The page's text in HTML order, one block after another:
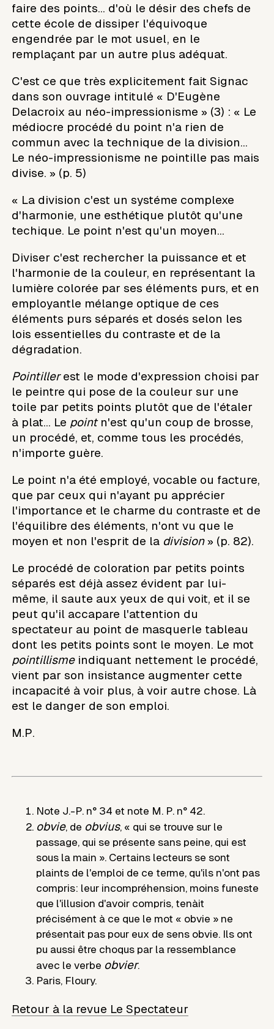
faire des points... d'où le désir des chefs de
cette école de dissiper l'équivoque
engendrée par le mot usuel, en le
remplaçant par un autre plus adéquat.
C'est ce que très explicitement fait Signac
dans son ouvrage intitulé « D'Eugène
Delacroix au néo-impressionisme » (3) : « Le
médiocre procédé du point n'a rien de
commun avec la technique de la division...
Le néo-impressionisme ne pointille pas mais
divise. » (p. 5)
« La division c'est un systéme complexe
d'harmonie, une esthétique plutôt qu'une
techique. Le point n'est qu'un moyen...
Diviser c'est rechercher la puissance et et
l'harmonie de la couleur, en représentant la
lumière colorée par ses éléments purs, et en
employantle mélange optique de ces
éléments purs séparés et dosés selon les
lois essentielles du contraste et de la
dégradation.
Pointillerest le mode d'expression choisi par
le peintre qui pose de la couleur sur une
toile par petits points plutôt que de l'étaler
à plat... Le pointn'est qu'un coup de brosse,
un procédé, et, comme tous les procédés,
n'importe guère.
Le point n'a été employé, vocable ou facture,
que par ceux qui n'ayant pu apprécier
l'importance et le charme du contraste et de
l'équilibre des éléments, n'ont vu que le
moyen et non l'esprit de la division» (p. 82).
Le procédé de coloration par petits points
séparés est déjà assez évident par lui-
même, il saute aux yeux de qui voit, et il se
peut qu'il accapare l'attention du
spectateur au point de masquerle tableau
dont les petits points sont le moyen. Le mot
pointillismeindiquant nettement le procédé,
vient par son insistance augmenter cette
incapacité à voir plus, à voir autre chose. Là
est le danger de son emploi.
M.P.
Note J.-P. n° 34 et note M. P. n° 42.
obvie, de obvius, « qui se trouve sur le
passage, qui se présente sans peine, qui est
sous la main ». Certains lecteurs se sont
plaints de l'emploi de ce terme, qu'ils n'ont pas
compris: leur incompréhension, moins funeste
que l'illusion d'avoir compris, tenàit
précisément à ce que le mot « obvie » ne
présentait pas pour eux de sens obvie. Ils ont
pu aussi être choqus par la ressemblance
avec le verbe obvier.
Paris, Floury.
Retour à la revue Le Spectateur